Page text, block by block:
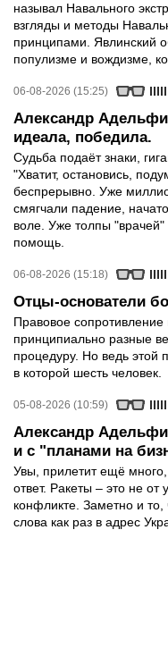
называл Навального
взгляды и методы
принципами. Явлинский
популизме и вождизме,
06-08-2026 (15:25)
Александр
идеала, победила.
Судьба подаёт знаки,
"Хватит, остановись,
беспрерывно. Уже
смягчали падение,
воле. Уже толпы
помощь.
06-08-2026 (15:18)
Отцы-основатели
Правовое
принципиально разные
процедуру. Но ведь этой
в которой шесть человек.
05-08-2026 (10:59)
Александр
и с "планами на
Увы, прилетит ещё
ответ. Ракеты – это не от
конфликте. Заметно и
слова как раз в адрес